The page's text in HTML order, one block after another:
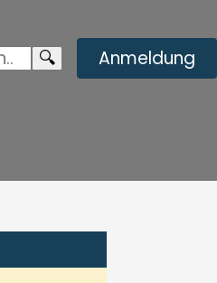
Enviar
búsqueda
🔍 Anmeldung